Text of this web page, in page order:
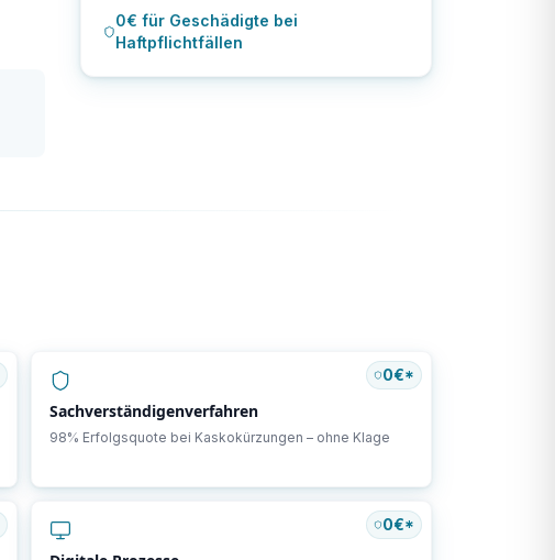
0€ für Geschädigte bei
Haftpflichtfällen
0€*
Sachverständigenverfahren
98% Erfolgsquote bei Kaskokürzungen – ohne Klage
0€*